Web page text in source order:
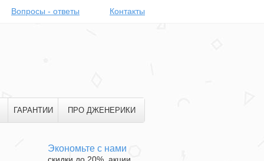
Вопросы - ответы Контакты
ГАРАНТИИ ПРО ДЖЕНЕРИКИ
Экономьте с нами